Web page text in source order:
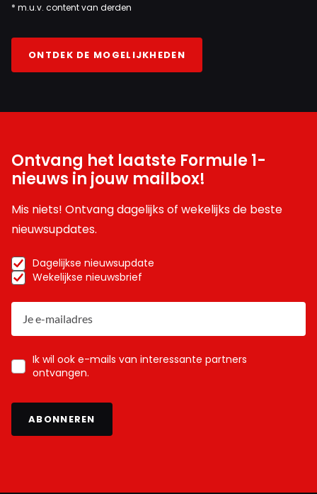
* m.u.v. content van derden
ONTDEK DE MOGELIJKHEDEN
Ontvang het laatste Formule 1-
nieuws in jouw mailbox!
Mis niets! Ontvang dagelijks of wekelijks de beste
nieuwsupdates.
Dagelijkse nieuwsupdate
Wekelijkse nieuwsbrief
Ik wil ook e-mails van interessante partners
ontvangen.
ABONNEREN